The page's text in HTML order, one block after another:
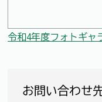
令和4年度フォトギャ
お問い合わせ